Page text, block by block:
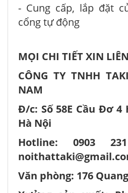
- Cung cấp, lắp đặt
cổng tự động
MỌI CHI TIẾT XIN
CÔNG TY TNHH
NAM
Đ/c: Số 58E Cầu Đơ 4
Hà Nội
Hotline: 0903
Văn phòng: 176